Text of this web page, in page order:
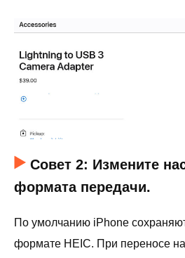
Совет 2: Измените
формата передачи.
По умолчанию iPhone
формате HEIC. При переносе